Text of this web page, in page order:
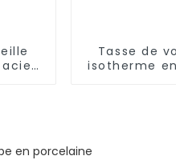
Tasse de
isotherme